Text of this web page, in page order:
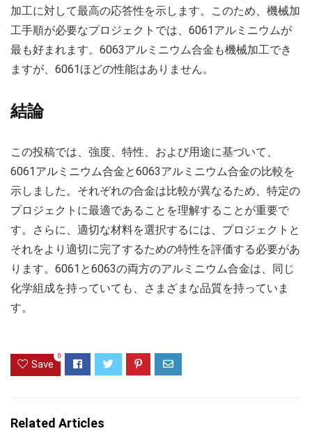
加工に対して最高の応答性を示します。このため、機械加
工手順が必要なプロジェクトでは、6061アルミニウムが
最も好まれます。6063アルミニウム合金も機械加工でき
ますが、6061ほどの性能はありません。
結論
この投稿では、強度、特性、および用途に基づいて、
6061アルミニウム合金と6063アルミニウム合金の比較を
示しました。それぞれの合金は比較が異なるため、特定の
プロジェクトに最適であることを理解することが重要で
す。さらに、適切な材料を選択するには、プロジェクトと
それをより適切に完了するための特性を評価する必要があ
ります。6061と6063の両方のアルミニウム合金は、同じ
化学組成を持っていても、さまざまな品質を持っていま
す。
Save
0
Related Articles